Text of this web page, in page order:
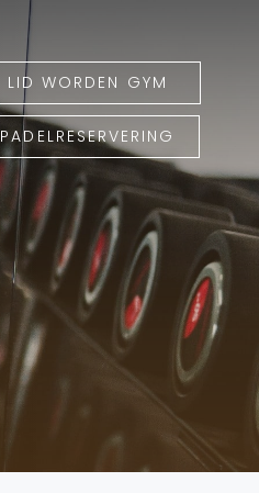
LID WORDEN GYM
PADELRESERVERING